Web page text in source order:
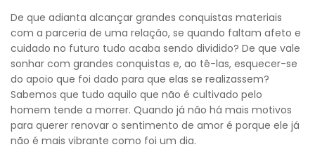
De que adianta alcançar grandes conquistas materiais
com a parceria de uma relação, se quando faltam afeto e
cuidado no futuro tudo acaba sendo dividido? De que vale
sonhar com grandes conquistas e, ao tê-las, esquecer-se
do apoio que foi dado para que elas se realizassem?
Sabemos que tudo aquilo que não é cultivado pelo
homem tende a morrer. Quando já não há mais motivos
para querer renovar o sentimento de amor é porque ele já
não é mais vibrante como foi um dia.